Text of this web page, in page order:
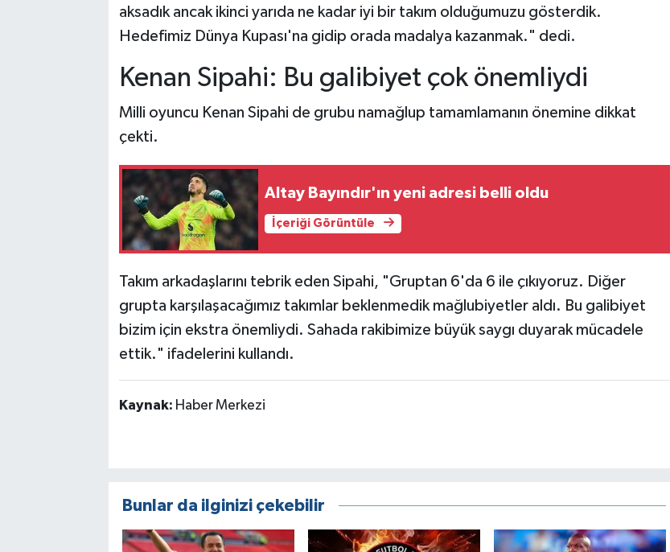
aksadık ancak ikinci yarıda ne kadar iyi bir takım olduğumuzu gösterdik.
Hedefimiz Dünya Kupası'na gidip orada madalya kazanmak." dedi.
Kenan Sipahi: Bu galibiyet çok önemliydi
Milli oyuncu Kenan Sipahi de grubu namağlup tamamlamanın önemine dikkat
çekti.
Altay Bayındır'ın yeni adresi belli oldu
İçeriği Görüntüle
Takım arkadaşlarını tebrik eden Sipahi, "Gruptan 6'da 6 ile çıkıyoruz. Diğer
grupta karşılaşacağımız takımlar beklenmedik mağlubiyetler aldı. Bu galibiyet
bizim için ekstra önemliydi. Sahada rakibimize büyük saygı duyarak mücadele
ettik." ifadelerini kullandı.
Kaynak: Haber Merkezi
Bunlar da ilginizi çekebilir